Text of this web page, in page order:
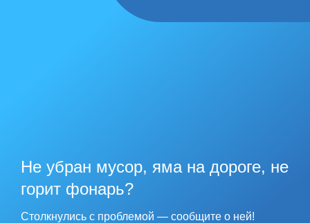
Не убран мусор, яма на дороге, не
горит фонарь?
Столкнулись с проблемой — сообщите о ней!